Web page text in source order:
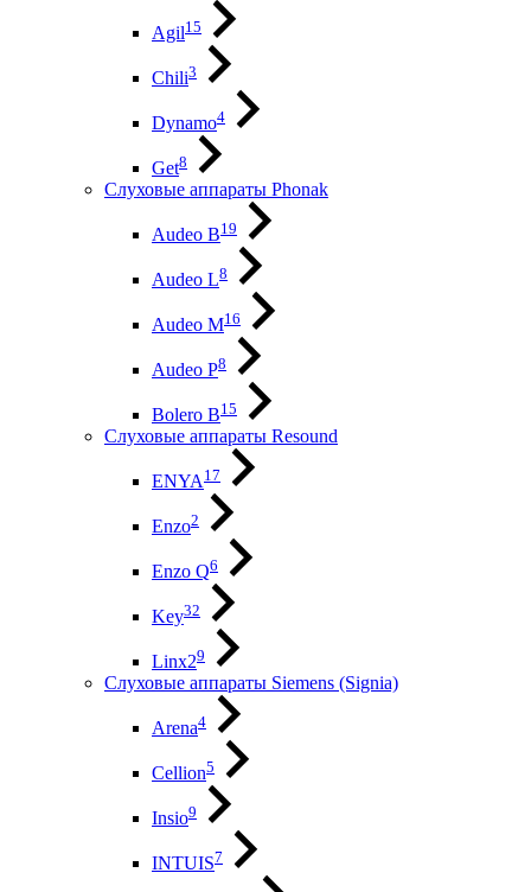
Agil15
Chili3
Dynamo4
Get8
Слуховые аппараты Phonak
Audeo B19
Audeo L8
Audeo М16
Audeo P8
Bolero B15
Слуховые аппараты Resound
ENYA17
Enzo2
Enzo Q6
Key32
Linx29
Слуховые аппараты Siemens (Signia)
Arena4
Cellion5
Insio9
INTUIS7